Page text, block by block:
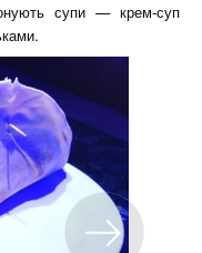
супи — крем-суп